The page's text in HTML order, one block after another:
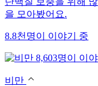
을 모아봤어요.
8.8천명이 이야기 중
8,603명이 이
비만